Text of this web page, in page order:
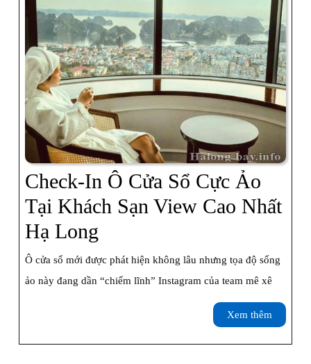
Check-In Ô Cửa Sổ Cực Ảo
Tại Khách Sạn View Cao Nhất
Hạ Long
In
Ô
Ô cửa sổ mới được phát hiện không lâu nhưng tọa độ sống
ảo này đang dần “chiếm lĩnh” Instagram của team mê xê
Xem thêm
thêm